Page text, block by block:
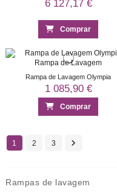
6 127,17 €
Comprar
Rampa de Lavagem Olympia
1 085,90 €
Comprar
1 2 3
Rampas de lavagem